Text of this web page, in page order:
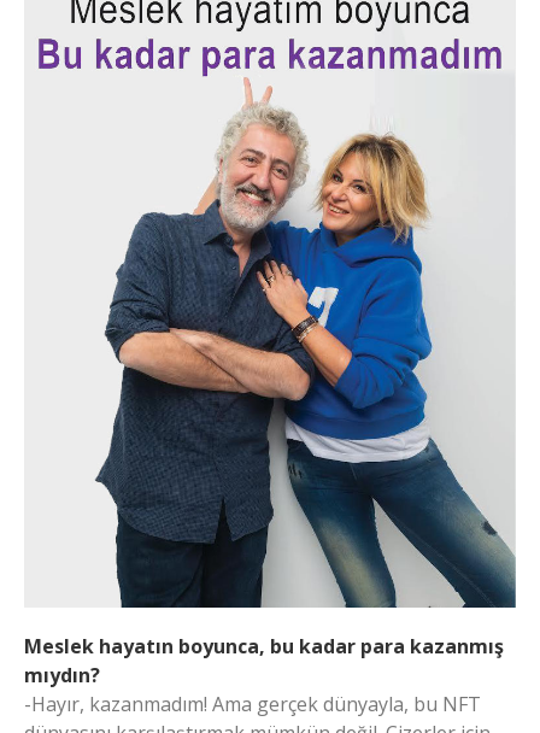
Meslek hayatın boyunca, bu kadar para kazanmış
mıydın?
-Hayır, kazanmadım! Ama gerçek dünyayla, bu NFT